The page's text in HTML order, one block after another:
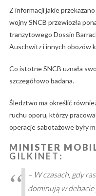
Z informacji jakie
wojny SNCB przewiozła
tranzytowego Dossin
Auschwitz i innych obozów
Co istotne SNCB uznała
szczegółowo badana.
Śledztwo ma określić
ruchu oporu, którzy
operacje sabotażowe były
MINISTER
GILKINET :
– W czasach, gdy
dominują w